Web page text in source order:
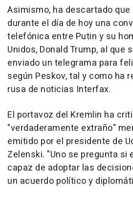
Asimismo, ha descartado
durante el día de hoy una
telefónica entre Putin y su
Unidos, Donald Trump, al que
enviado un telegrama para
según Peskov, tal y como ha
rusa de noticias Interfax.
El portavoz del Kremlin ha
"verdaderamente extraño"
emitido por el presidente de
Zelenski. "Uno se pregunta si
capaz de adoptar las
un acuerdo político y